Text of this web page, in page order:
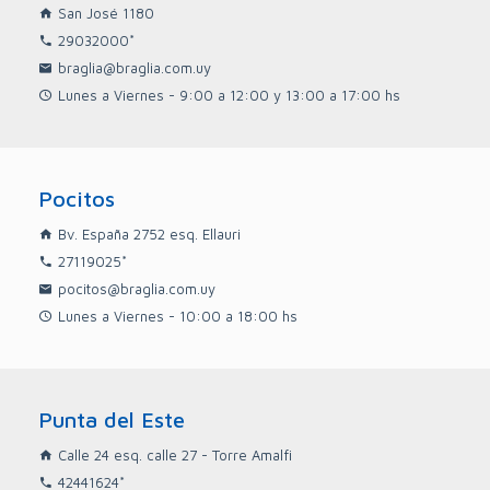
San José 1180
29032000*
braglia@braglia.com.uy
Lunes a Viernes - 9:00 a 12:00 y 13:00 a 17:00 hs
Pocitos
Bv. España 2752 esq. Ellauri
27119025*
pocitos@braglia.com.uy
Lunes a Viernes - 10:00 a 18:00 hs
Punta del Este
Calle 24 esq. calle 27 - Torre Amalfi
42441624*